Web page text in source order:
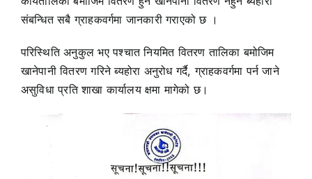
संबन्धित सबै ग्राहकवर्गमा जानकारी गराएको छ ।
परिस्थिति अनुकुल भए पश्चात नियमित वितरण तालिका बमोजिम
खानेपानी वितरण गरिने ब्यहोरा अनुरोध गर्दै, ग्राहकवर्गमा पर्न जाने
असुविधा प्रति शाखा कार्यालय क्षमा मागेको छ।